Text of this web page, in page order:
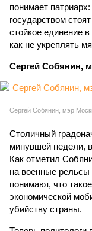
понимает
государством
стойкое единение
как не укреплять
Сергей Собянин,
Сергей Собянин, мэр
Столичный
минувшей недели,
Как отметил
на военные
понимают, что
экономической
убийству страны.